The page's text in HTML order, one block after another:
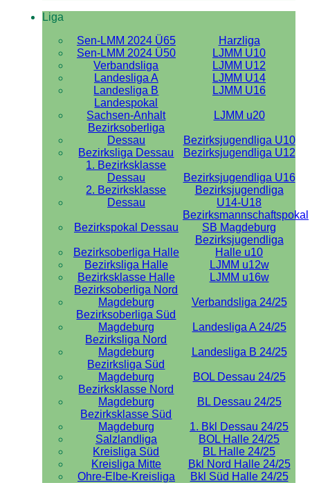
Liga
Sen-LMM 2024 Ü65
Harzliga
Sen-LMM 2024 Ü50
LJMM U10
Verbandsliga
LJMM U12
Landesliga A
LJMM U14
Landesliga B
LJMM U16
Landespokal
Sachsen-Anhalt
LJMM u20
Bezirksoberliga
Dessau
Bezirksjugendliga U10
Bezirksliga Dessau
Bezirksjugendliga U12
1. Bezirksklasse
Dessau
Bezirksjugendliga U16
2. Bezirksklasse
Dessau
Bezirksjugendliga
U14-U18
Bezirkspokal Dessau
Bezirksmannschaftspokal
SB Magdeburg
Bezirksoberliga Halle
Bezirksjugendliga
Halle u10
Bezirksliga Halle
LJMM u12w
Bezirksklasse Halle
LJMM u16w
Bezirksoberliga Nord
Magdeburg
Verbandsliga 24/25
Bezirksoberliga Süd
Magdeburg
Landesliga A 24/25
Bezirksliga Nord
Magdeburg
Landesliga B 24/25
Bezirksliga Süd
Magdeburg
BOL Dessau 24/25
Bezirksklasse Nord
Magdeburg
BL Dessau 24/25
Bezirksklasse Süd
Magdeburg
1. Bkl Dessau 24/25
Salzlandliga
BOL Halle 24/25
Kreisliga Süd
BL Halle 24/25
Kreisliga Mitte
Bkl Nord Halle 24/25
Ohre-Elbe-Kreisliga
Bkl Süd Halle 24/25